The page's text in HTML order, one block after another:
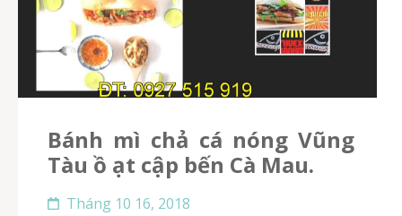
Bánh mì chả cá nóng Vũng
Tàu ồ ạt cập bến Cà Mau.
Tháng 10 16, 2018